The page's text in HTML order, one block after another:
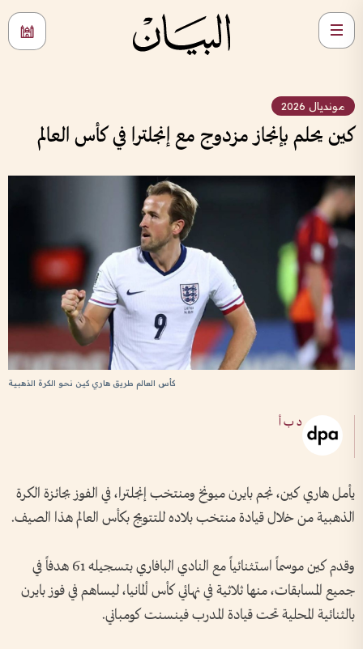
مونديال 2026
كين يحلم بإنجاز مزدوج مع إنجلترا في كأس العالم
كأس العالم طريق هاري كين نحو الكرة الذهبية
د ب أ
يأمل هاري كين، نجم بايرن ميونخ ومنتخب إنجلترا، في الفوز بجائزة الكرة
الذهبية من خلال قيادة منتخب بلاده للتتويج بكأس العالم هذا الصيف.
وقدم كين موسماً استثنائياً مع النادي البافاري بتسجيله 61 هدفاً في
جميع المسابقات، منها ثلاثية في نهائي كأس ألمانيا، ليساهم في فوز بايرن
بالثنائية المحلية تحت قيادة المدرب فينسنت كومباني.